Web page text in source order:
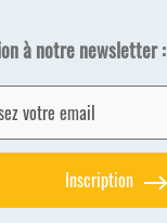
à notre newsletter :
Inscription